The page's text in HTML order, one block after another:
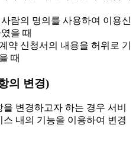
사람의 명의를 사용하여 이용신
을 때
약 신청서의 내용을 허위로 기
때
의 변경)
변경하고자 하는 경우 서비
내의 기능을 이용하여 변경